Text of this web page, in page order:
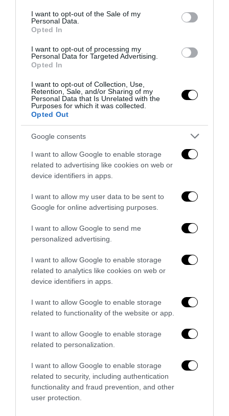
consent section.
I want to opt-out of the Sale of my
Personal Data.
Opted In
I want to opt-out of processing my
Personal Data for Targeted Advertising.
Opted In
I want to opt-out of Collection, Use,
Retention, Sale, and/or Sharing of my
Personal Data that Is Unrelated with the
Purposes for which it was collected.
Opted Out
Google consents
I want to allow Google to enable storage
related to advertising like cookies on web or
device identifiers in apps.
I want to allow my user data to be sent to
Google for online advertising purposes.
I want to allow Google to send me
personalized advertising.
I want to allow Google to enable storage
related to analytics like cookies on web or
device identifiers in apps.
I want to allow Google to enable storage
related to functionality of the website or app.
I want to allow Google to enable storage
related to personalization.
I want to allow Google to enable storage
related to security, including authentication
functionality and fraud prevention, and other
user protection.
Remigrazione, il Copasir riconosce all’antifascismo il
La Camera boccia il patentino antifascista per parlare a
Montecitorio: palo clamoroso del Pd
5 Agosto 2026
7 COMMENTS
GIORGIO
La politica dei governi precedenti è stata irresponsabile e
criminale, con la complicità delle organizzazioni cattoliche
ha fatto entrare in Italia centinaia di migliaia di clandestini: è